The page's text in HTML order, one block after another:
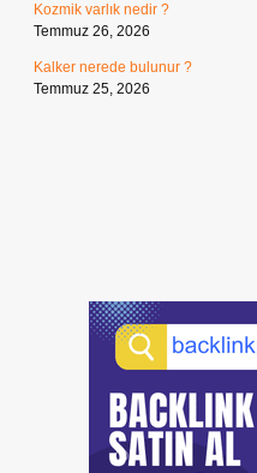
Kozmik varlık nedir ?
Temmuz 26, 2026
Kalker nerede bulunur ?
Temmuz 25, 2026